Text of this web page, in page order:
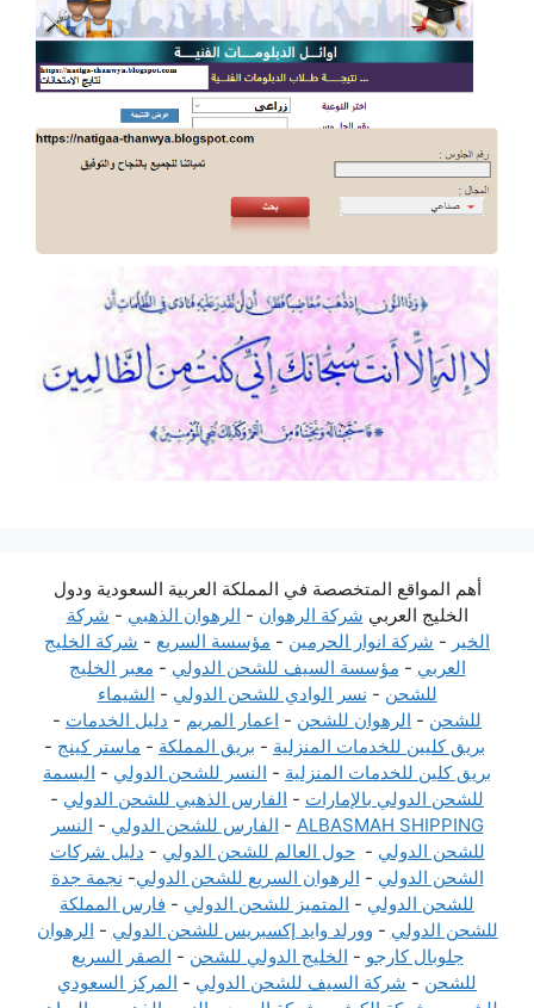
أهم المواقع المتخصصة في المملكة العربية السعودية ودول
الخليج العربي شركة الرهوان - الرهوان الذهبي - شركة
الخير - شركة انوار الحرمين - مؤسسة السريع - شركة الخليج
العربي - مؤسسة السيف للشحن الدولي - معبر الخليج
للشحن - نسر الوادي للشحن الدولي - الشيماء
للشحن - الرهوان للشحن - اعمار المريم - دليل الخدمات -
بريق كليين للخدمات المنزلية - بريق المملكة - ماستر كينج -
بريق كلين للخدمات المنزلية - النسر للشحن الدولي - البسمة
للشحن الدولي بالإمارات - الفارس الذهبي للشحن الدولي -
ALBASMAH SHIPPING
- الفارس للشحن الدولي - النسر
للشحن الدولي -حول العالم للشحن الدولي - دليل شركات
الشحن الدولي - الرهوان السريع للشحن الدولي- نجمة جدة
للشحن الدولي - المتميز للشحن الدولي - فارس المملكة
للشحن الدولي - وورلد وايد إكسبريس للشحن الدولي - الرهوان
جلوبال كارجو - الخليج الدولي للشحن - الصقر السريع
للشحن - شركة السيف للشحن الدولي - المركز السعودي